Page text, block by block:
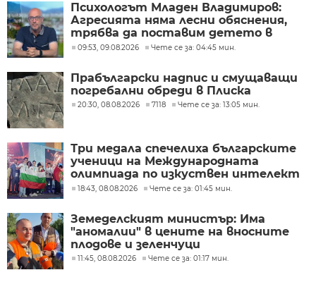
Психологът Младен Владимиров:
Агресията няма лесни обяснения,
трябва да поставим детето в
центъра
09:53, 09.08.2026 Чете се за: 04:45 мин.
Прабългарски надпис и смущаващи
погребални обреди в Плиска
20:30, 08.08.2026 7118 Чете се за: 13:05 мин.
Три медала спечелиха българските
ученици на Международната
олимпиада по изкуствен интелект
в Казахстан
18:43, 08.08.2026 Чете се за: 01:45 мин.
Земеделският министър: Има
"аномалии" в цените на вносните
плодове и зеленчуци
11:45, 08.08.2026 Чете се за: 01:17 мин.